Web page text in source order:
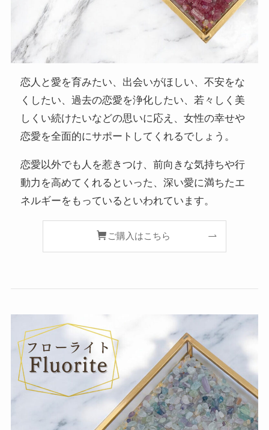
恋人と愛を育みたい、出会いがほしい、不安をな
くしたい、過去の恋愛を浄化したい、若々しく美
しくい続けたいなどの思いに応え、女性の幸せや
恋愛を全面的にサポートしてくれるでしょう。
恋愛以外でも人を惹きつけ、前向きな気持ちや行
動力を高めてくれるといった、深い愛に満ちたエ
ネルギーをもっているといわれています。
ご購入はこちら